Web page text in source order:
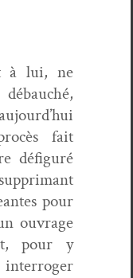
à lui, ne
fait
défig­uré
pour
ouvrage
pour y
inter­roger